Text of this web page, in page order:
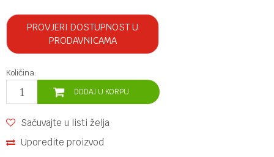
PROVJERI DOSTUPNOST U
PRODAVNICAMA
Količina:
DODAJ U KORPU
Sačuvajte u listi želja
Uporedite proizvod